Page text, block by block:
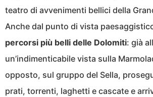
teatro di avvenimenti bellici della
Anche dal punto di vista
percorsi più belli delle Dolomiti: già
un’indimenticabile vista sulla
opposto, sul gruppo del Sella,
prati, torrenti, laghetti e cascate e